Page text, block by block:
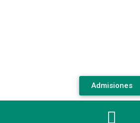
Admisiones